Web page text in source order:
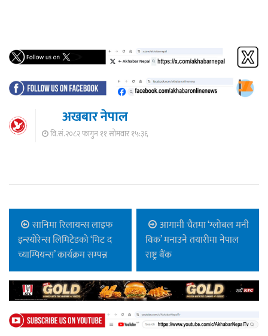
अखबार नेपाल
वि.सं.२०८२ फागुन ११ सोमवार १५:३६
सानिमा रिलायन्स लाइफ
इन्स्योरेन्स लिमिटेडको ‘मिट द
च्याम्पियन्स’ कार्यक्रम सम्पन्न
आगामी चैतमा ‘ग्लोबल मनी
विक’ मनाउने तयारीमा नेपाल
राष्ट्र बैंक